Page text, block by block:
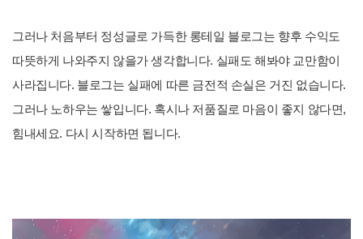
그러나 처음부터 정성글로 가득한 롱테일 블로그는 향후 수익도
따뜻하게 나와주지 않을가 생각합니다. 실패도 해봐야 교만함이
사라집니다. 블로그는 실패에 따른 금전적 손실은 거진 없습니다.
그러나 노하우는 쌓입니다. 혹시나 저품질로 마음이 좋지 않다면,
힘내세요. 다시 시작하면 됩니다.